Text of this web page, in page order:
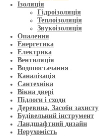
Ізоляція
Гідроізоляція
Теплоізоляція
Звукоізоляція
Опалення
Енергетика
Електрика
Вентиляція
Водопостачання
Каналізація
Сантехніка
Вікна двері
Підлоги і сходи
Деревина, Засоби захисту
Будівельний інструмент
Ландшафтний дизайн
Нерухомість